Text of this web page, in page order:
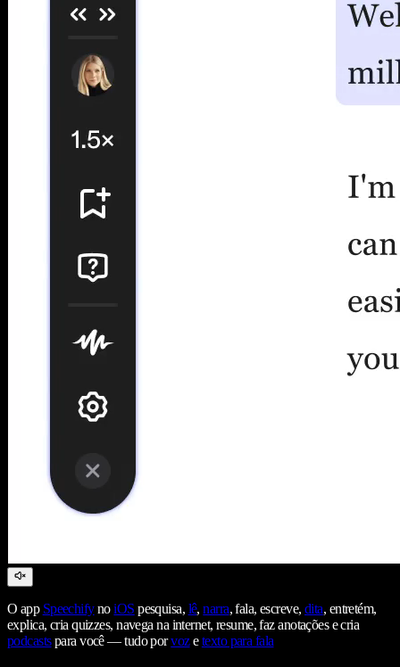
O app SpeechifynoiOS pesquisa, lê,narra, fala, escreve,dita, entretém,
explica, cria quizzes, navega na internet, resume, faz anotações e cria
podcastspara você — tudo porvozetexto para fala